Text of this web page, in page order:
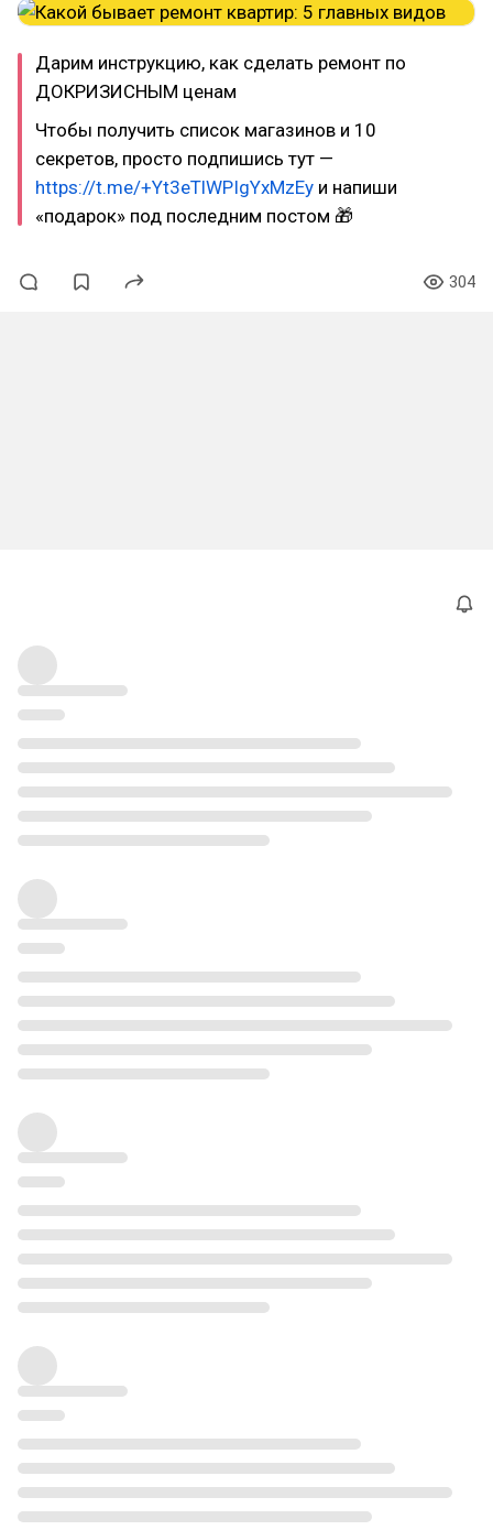
Дарим инструкцию, как сделать ремонт по
ДОКРИЗИСНЫМ ценам
Чтобы получить список магазинов и 10
секретов, просто подпишись тут —
https://t.me/+Yt3eTlWPIgYxMzEy и напиши
«подарок» под последним постом 🎁
304